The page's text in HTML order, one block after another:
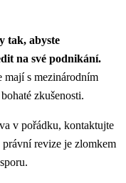
tak, abyste
na své podnikání.
s mezinárodním
zkušenosti.
v pořádku, kontaktujte
právní revize je zlomkem